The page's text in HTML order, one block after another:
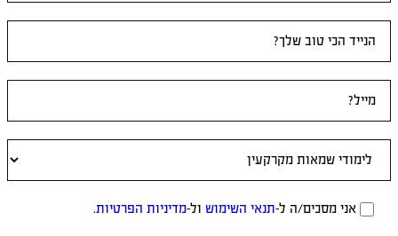
אני מסכים/ה ל-תנאי השימוש ול-מדיניות הפרטיות.